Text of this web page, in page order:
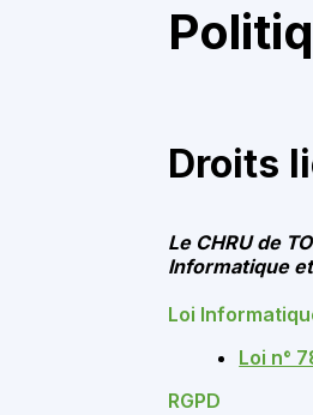
Droits
Le CHRU de
Informatique
Loi
Loi n°
RGPD